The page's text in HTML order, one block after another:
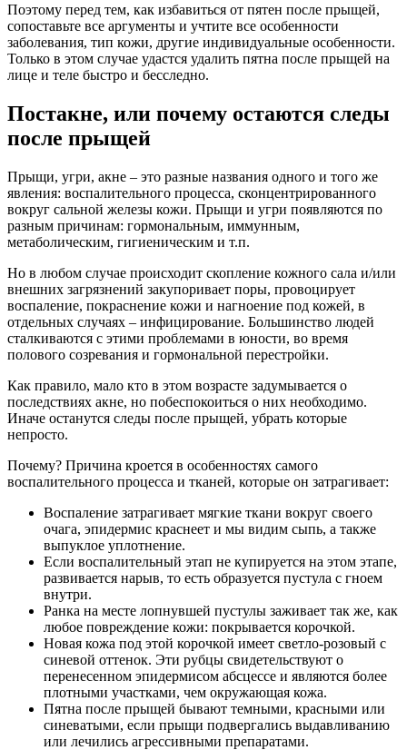
Поэтому перед тем, как избавиться от пятен после прыщей,
сопоставьте все аргументы и учтите все особенности
заболевания, тип кожи, другие индивидуальные особенности.
Только в этом случае удастся удалить пятна после прыщей на
лице и теле быстро и бесследно.
Постакне, или почему остаются следы
после прыщей
Прыщи, угри, акне – это разные названия одного и того же
явления: воспалительного процесса, сконцентрированного
вокруг сальной железы кожи. Прыщи и угри появляются по
разным причинам: гормональным, иммунным,
метаболическим, гигиеническим и т.п.
Но в любом случае происходит скопление кожного сала и/или
внешних загрязнений закупоривает поры, провоцирует
воспаление, покраснение кожи и нагноение под кожей, в
отдельных случаях – инфицирование. Большинство людей
сталкиваются с этими проблемами в юности, во время
полового созревания и гормональной перестройки.
Как правило, мало кто в этом возрасте задумывается о
последствиях акне, но побеспокоиться о них необходимо.
Иначе останутся следы после прыщей, убрать которые
непросто.
Почему? Причина кроется в особенностях самого
воспалительного процесса и тканей, которые он затрагивает:
Воспаление затрагивает мягкие ткани вокруг своего
очага, эпидермис краснеет и мы видим сыпь, а также
выпуклое уплотнение.
Если воспалительный этап не купируется на этом этапе,
развивается нарыв, то есть образуется пустула с гноем
внутри.
Ранка на месте лопнувшей пустулы заживает так же, как
любое повреждение кожи: покрывается корочкой.
Новая кожа под этой корочкой имеет светло-розовый с
синевой оттенок. Эти рубцы свидетельствуют о
перенесенном эпидермисом абсцессе и являются более
плотными участками, чем окружающая кожа.
Пятна после прыщей бывают темными, красными или
синеватыми, если прыщи подвергались выдавливанию
или лечились агрессивными препаратами.